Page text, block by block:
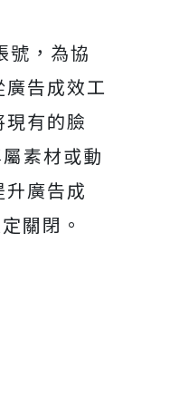
號，為協
告成效工
有的臉
素材或動
廣告成
關閉。